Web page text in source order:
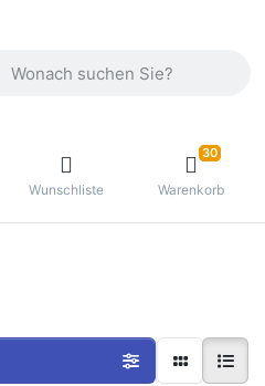
Wunschliste
30
Warenkorb